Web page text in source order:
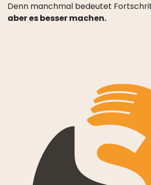
Denn manchmal bedeutet
aber es besser machen.